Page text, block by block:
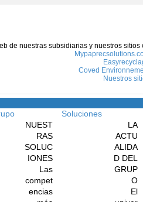
de nuestras subsidiarias y nuestros
Coved
Nuestros
Menú
Soluciones
NUEST
RAS
SOLUC
IONES
Las
compet
encias
LA
ACTU
ALIDA
D DEL
GRUP
O
El